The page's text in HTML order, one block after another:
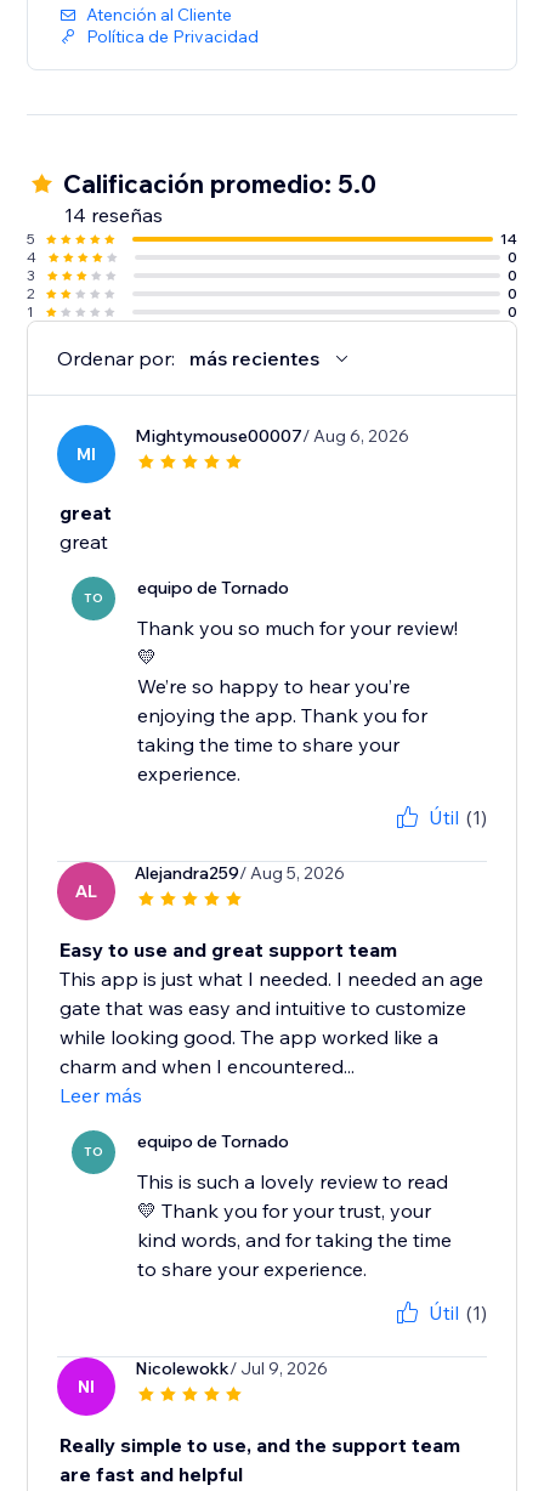
Atención al Cliente
Política de Privacidad
Calificación promedio: 5.0
14 reseñas
5
14
4
0
3
0
2
0
1
0
Ordenar por: más recientes
MI
Mightymouse00007/ Aug 6, 2026
great
great
TO equipo de Tornado
Thank you so much for your review!
💛
We’re so happy to hear you’re
enjoying the app. Thank you for
taking the time to share your
experience.
Útil (1)
AL
Alejandra259/ Aug 5, 2026
Easy to use and great support team
This app is just what I needed. I needed an age
gate that was easy and intuitive to customize
while looking good. The app worked like a
charm and when I encountered...
Leer más
TO equipo de Tornado
This is such a lovely review to read
💛 Thank you for your trust, your
kind words, and for taking the time
to share your experience.
Útil (1)
NI
Nicolewokk/ Jul 9, 2026
Really simple to use, and the support team
are fast and helpful